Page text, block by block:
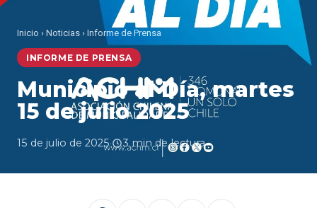
Inicio › Noticias › Informe de Prensa
INFORME DE PRENSA
Municipio al Día, martes
15 de julio 2025
15 de julio de 2025· 3 min de lectura